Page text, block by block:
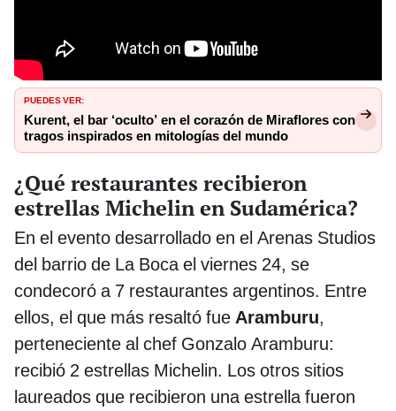
PUEDES VER:
Kurent, el bar ‘oculto’ en el corazón de Miraflores con
tragos inspirados en mitologías del mundo
¿Qué restaurantes recibieron
estrellas Michelin en Sudamérica?
En el evento desarrollado en el Arenas Studios
del barrio de La Boca el viernes 24, se
condecoró a 7 restaurantes argentinos. Entre
ellos, el que más resaltó fue Aramburu,
perteneciente al chef Gonzalo Aramburu:
recibió 2 estrellas Michelin. Los otros sitios
laureados que recibieron una estrella fueron